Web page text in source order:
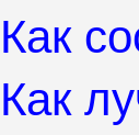
Как
Как